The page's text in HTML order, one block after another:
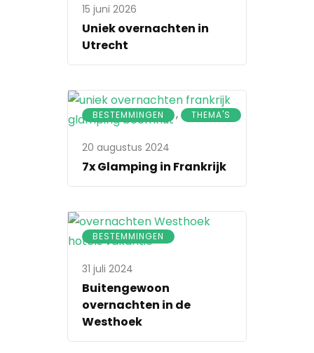
15 juni 2026
Uniek overnachten in
Utrecht
BESTEMMINGEN , THEMA'S
20 augustus 2024
7x Glamping in Frankrijk
BESTEMMINGEN
31 juli 2024
Buitengewoon
overnachten in de
Westhoek